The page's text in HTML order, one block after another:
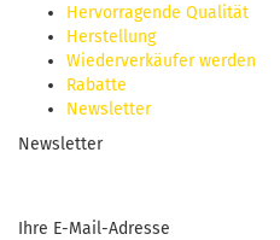
Hervorragende Qualität
Herstellung
Wiederverkäufer werden
Rabatte
Newsletter
Newsletter
Ihre E-Mail-Adresse